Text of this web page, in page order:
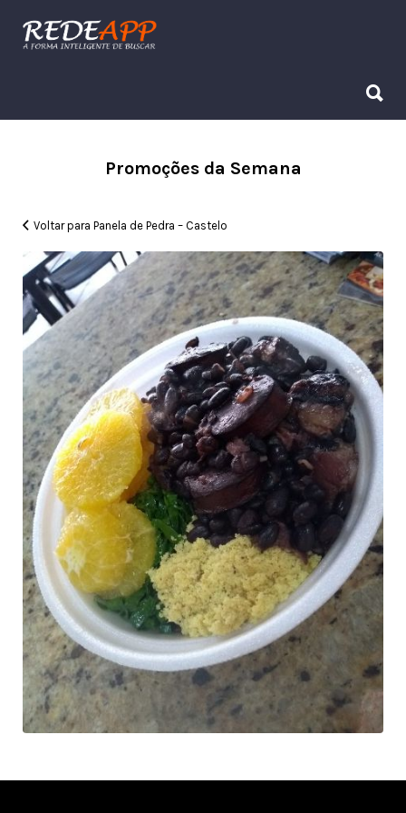
Procurar:
Promoções da Semana
Voltar para Panela de Pedra – Castelo